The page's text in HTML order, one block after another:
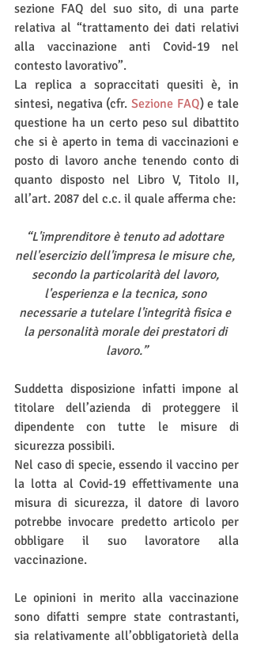
sezione FAQ del suo sito, di una parte
relativa al “trattamento dei dati relativi
alla vaccinazione anti Covid-19 nel
contesto lavorativo”.
La replica a sopraccitati quesiti è, in
sintesi, negativa (cfr. Sezione FAQ) e tale
questione ha un certo peso sul dibattito
che si è aperto in tema di vaccinazioni e
posto di lavoro anche tenendo conto di
quanto disposto nel Libro V, Titolo II,
all’art. 2087 del c.c. il quale afferma che:
“L'imprenditore è tenuto ad adottare
nell'esercizio dell'impresa le misure che,
secondo la particolarità del lavoro,
l'esperienza e la tecnica, sono
necessarie a tutelare l'integrità fisica e
la personalità morale dei prestatori di
lavoro.”
Suddetta disposizione infatti impone al
titolare dell’azienda di proteggere il
dipendente con tutte le misure di
sicurezza possibili.
Nel caso di specie, essendo il vaccino per
la lotta al Covid-19 effettivamente una
misura di sicurezza, il datore di lavoro
potrebbe invocare predetto articolo per
obbligare il suo lavoratore alla
vaccinazione.
Le opinioni in merito alla vaccinazione
sono difatti sempre state contrastanti,
sia relativamente all’obbligatorietà della